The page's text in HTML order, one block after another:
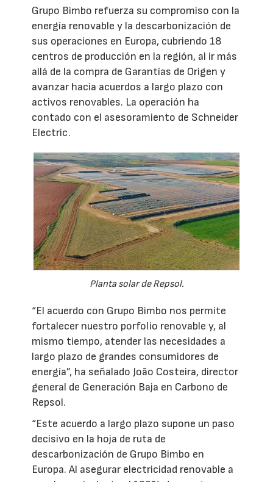
Grupo Bimbo refuerza su compromiso con la
energía renovable y la descarbonización de
sus operaciones en Europa, cubriendo 18
centros de producción en la región, al ir más
allá de la compra de Garantías de Origen y
avanzar hacia acuerdos a largo plazo con
activos renovables. La operación ha
contado con el asesoramiento de Schneider
Electric.
Planta solar de Repsol.
“El acuerdo con Grupo Bimbo nos permite
fortalecer nuestro porfolio renovable y, al
mismo tiempo, atender las necesidades a
largo plazo de grandes consumidores de
energía”, ha señalado João Costeira, director
general de Generación Baja en Carbono de
Repsol.
“Este acuerdo a largo plazo supone un paso
decisivo en la hoja de ruta de
descarbonización de Grupo Bimbo en
Europa. Al asegurar electricidad renovable a